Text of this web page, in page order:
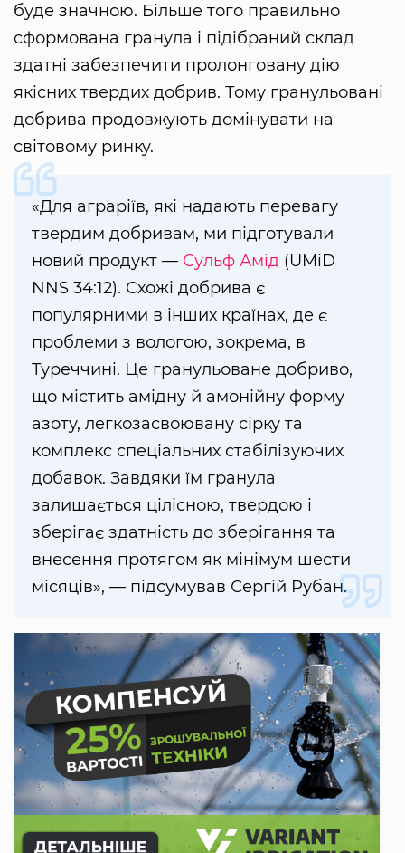
буде значною. Більше того правильно
сформована гранула і підібраний склад
здатні забезпечити пролонговану дію
якісних твердих добрив. Тому гранульовані
добрива продовжують домінувати на
світовому ринку.
«Для аграріїв, які надають перевагу
твердим добривам, ми підготували
новий продукт — Сульф Амід (UMiD
NNS 34:12). Схожі добрива є
популярними в інших країнах, де є
проблеми з вологою, зокрема, в
Туреччині. Це гранульоване добриво,
що містить амідну й амонійну форму
азоту, легкозасвоювану сірку та
комплекс спеціальних стабілізуючих
добавок. Завдяки їм гранула
залишається цілісною, твердою і
зберігає здатність до зберігання та
внесення протягом як мінімум шести
місяців», — підсумував Сергій Рубан.